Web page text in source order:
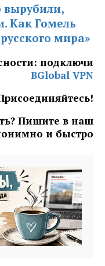
вырубили,
Как Гомель
мира»
подключи
BGlobal VPN
Пишите в наш
и быстро